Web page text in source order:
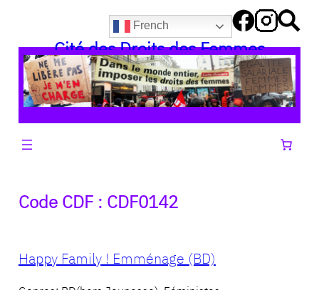
contenu
French
Cité des Droits des Femmes
Code CDF : CDF0142
Happy Family ! Emménage (BD)